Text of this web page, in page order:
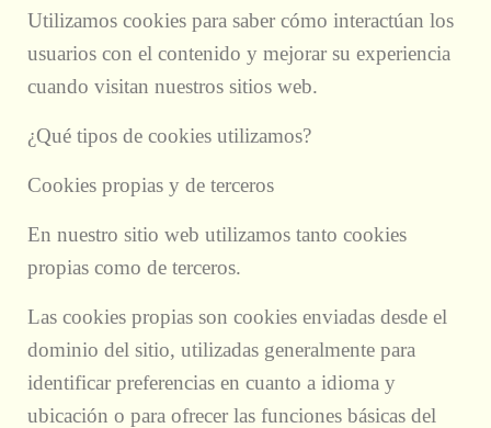
Utilizamos cookies para saber cómo interactúan los
usuarios con el contenido y mejorar su experiencia
cuando visitan nuestros sitios web.
¿Qué tipos de cookies utilizamos?
Cookies propias y de terceros
En nuestro sitio web utilizamos tanto cookies
propias como de terceros.
Las cookies propias son cookies enviadas desde el
dominio del sitio, utilizadas generalmente para
identificar preferencias en cuanto a idioma y
ubicación o para ofrecer las funciones básicas del